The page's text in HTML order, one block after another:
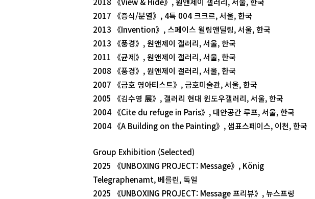
2017 《증식/분열》, 4특 004 크크르, 서울, 한국
2013 《Invention》, 스페이스 윌링앤딜링, 서울, 한국
2013 《풍경》, 원앤제이 갤러리, 서울, 한국
2011 《균제》, 원앤제이 갤러리, 서울, 한국
2008 《풍경》, 원앤제이 갤러리, 서울, 한국
2007 《금호 영아티스트》, 금호미술관, 서울, 한국
2005 《김수영 展》, 갤러리 현대 윈도우갤러리, 서울, 한국
2004 《Cite du refuge in Paris》, 대안공간 루프, 서울, 한국
2004 《A Building on the Painting》, 샘표스페이스, 이천, 한국
Group Exhibition (Selected)
2025 《UNBOXING PROJECT: Message》, König
Telegraphenamt, 베를린, 독일
2025 《UNBOXING PROJECT: Message 프리뷰》, 뉴스프링